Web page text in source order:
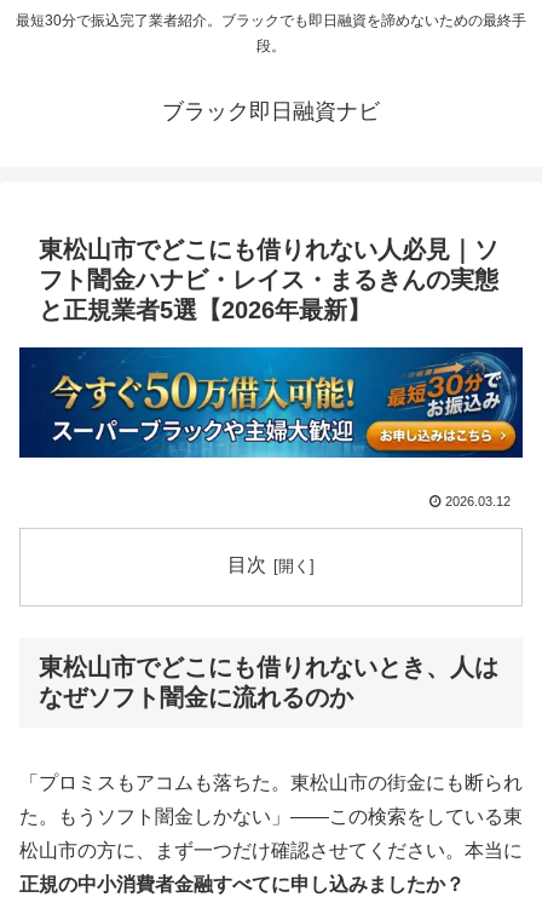
最短30分で振込完了業者紹介。ブラックでも即日融資を諦めないための最終手
段。
ブラック即日融資ナビ
東松山市でどこにも借りれない人必見｜ソ
フト闇金ハナビ・レイス・まるきんの実態
と正規業者5選【2026年最新】
2026.03.12
目次
東松山市でどこにも借りれないとき、人は
なぜソフト闇金に流れるのか
「プロミスもアコムも落ちた。東松山市の街金にも断られ
た。もうソフト闇金しかない」——この検索をしている東
松山市の方に、まず一つだけ確認させてください。本当に
正規の中小消費者金融すべてに申し込みましたか？